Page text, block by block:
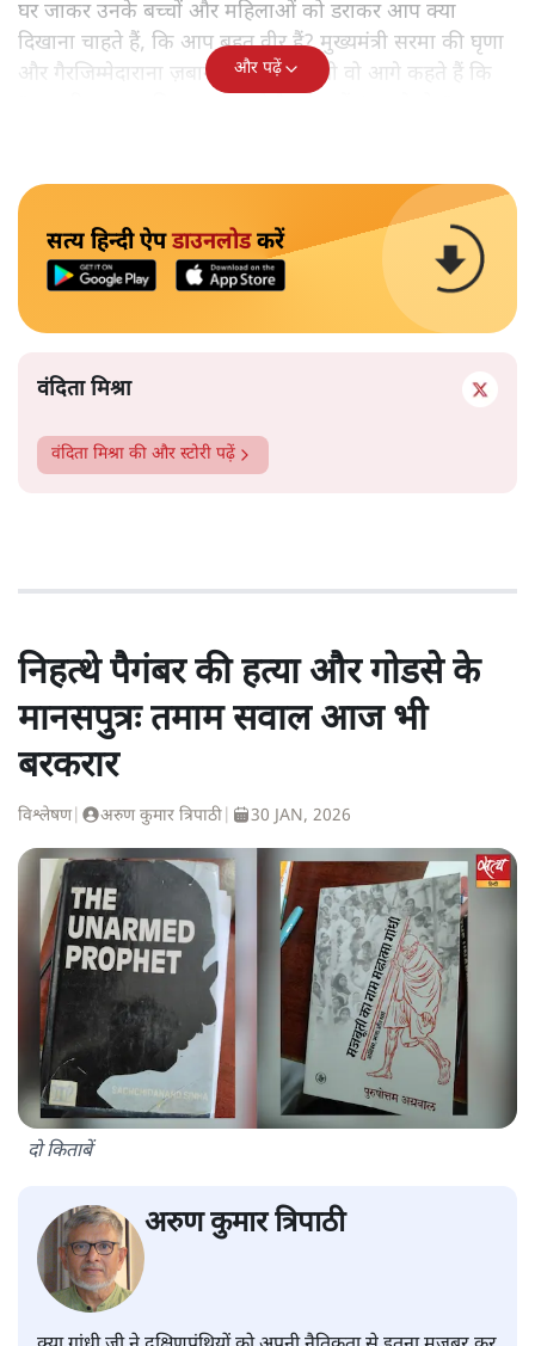
घर जाकर उनके बच्चों और महिलाओं को डराकर आप क्या
दिखाना चाहते हैं, कि आप बहुत वीर हैं? मुख्यमंत्री सरमा की घृणा
और गैरजिम्मेदाराना ज़बान यहीं नहीं रुकती वो आगे कहते हैं कि
और पढ़ें
सत्य हिन्दी ऐपडाउनलोडकरें
वंदिता मिश्रा
वंदिता मिश्रा की और स्टोरी पढ़ें
निहत्थे पैगंबर की हत्या और गोडसे के
मानसपुत्रः तमाम सवाल आज भी
बरकरार
विश्लेषण| अरुण कुमार त्रिपाठी 30 JAN, 2026
दो किताबें
अरुण कुमार त्रिपाठी